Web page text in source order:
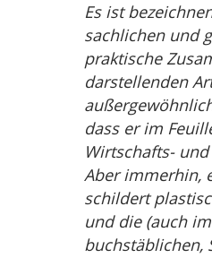
Es ist
sachlichen und
praktische
darstellenden
dass er im
Wirtschafts-
Aber immerhin,
schildert
und die (auch
buchstäblichen,